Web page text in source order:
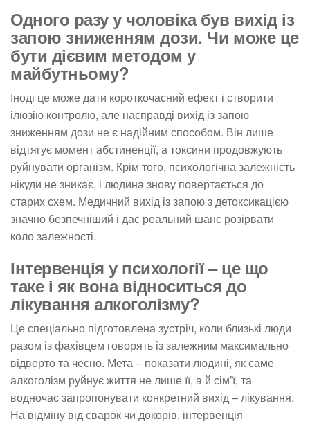
Одного разу у чоловіка був вихід із
запою зниженням дози. Чи може це
бути дієвим методом у
майбутньому?
Іноді це може дати короткочасний ефект і створити
ілюзію контролю, але насправді вихід із запою
зниженням дози не є надійним способом. Він лише
відтягує момент абстиненції, а токсини продовжують
руйнувати організм. Крім того, психологічна залежність
нікуди не зникає, і людина знову повертається до
старих схем. Медичний вихід із запою з детоксикацією
значно безпечніший і дає реальний шанс розірвати
коло залежності.
Інтервенція у психології – це що
таке і як вона відноситься до
лікування алкоголізму?
Це спеціально підготовлена зустріч, коли близькі люди
разом із фахівцем говорять із залежним максимально
відверто та чесно. Мета – показати людині, як саме
алкоголізм руйнує життя не лише її, а й сім’ї, та
водночас запропонувати конкретний вихід – лікування.
На відміну від сварок чи докорів, інтервенція